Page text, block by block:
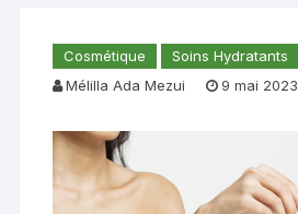
Cosmétique
Soins Hydratants
Mélilla Ada Mezui
9 mai 2023